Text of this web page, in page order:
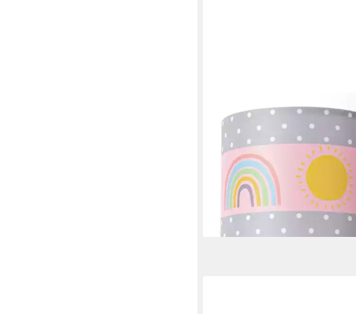
PACO HOME
Wandleuchte Cosmo 962, ohne
Leuchtmittel, Lampe
Stecker âˆ…18cm Regenbogen
Wolken Sonne E14
34,49 € UVP55,00 €
-37%
lieferbar - in 4-5 Werktagen bei dir